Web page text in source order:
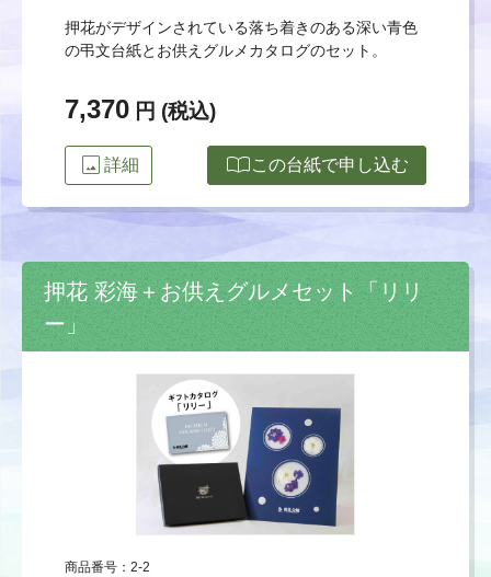
押花がデザインされている落ち着きのある深い青色
の弔文台紙とお供えグルメカタログのセット。
7,370 円 (税込)
image 詳細 import_contactsこの台紙で申し込む
押花 彩海＋お供えグルメセット「リリ
ー」
商品番号：2-2